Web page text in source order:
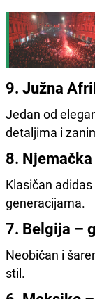
9. Južna
Jedan od
detaljima i
8.
Klasičan
generacijama.
7. Belgija –
Neobičan i
stil.